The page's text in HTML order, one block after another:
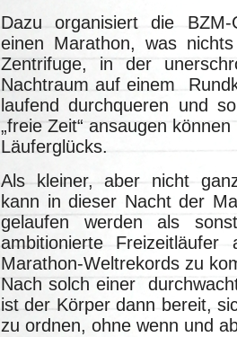
Dazu organisiert die
einen Marathon, was
Zentrifuge, in der
Nachtraum auf einem
laufend durchqueren und
„freie Zeit“ ansaugen
Läuferglücks.
Als kleiner, aber nicht
kann in dieser Nacht der
gelaufen werden als
ambitionierte
Marathon-Weltrekords zu
Nach solch einer
ist der Körper dann bereit,
zu ordnen, ohne wenn und